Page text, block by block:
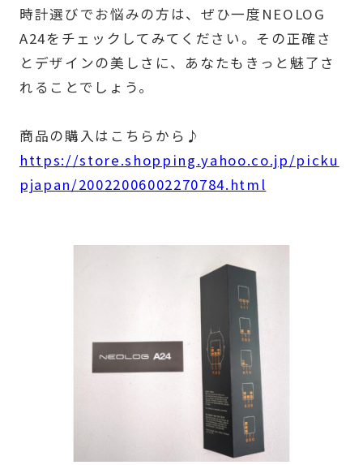
時計選びでお悩みの方は、ぜひ一度NEOLOG
A24をチェックしてみてください。その正確さ
とデザインの美しさに、あなたもきっと魅了さ
れることでしょう。
商品の購入はこちらから♪
https://store.shopping.yahoo.co.jp/picku
pjapan/20022006002270784.html